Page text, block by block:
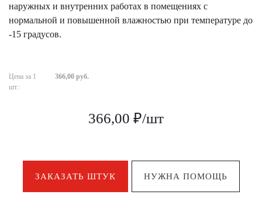
наружных и внутренних работах в помещениях с
нормальной и повышенной влажностью при температуре до
-15 градусов.
Цена за 1
шт.:
366,00 руб.
366,00 ₽/шт
ЗАКАЗАТЬ ШТУК НУЖНА ПОМОЩЬ